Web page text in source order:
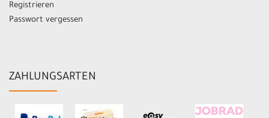
Registrieren
Passwort vergessen
ZAHLUNGSARTEN